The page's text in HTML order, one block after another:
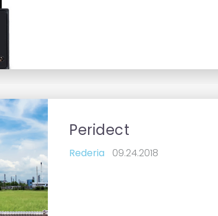
Peridect
Rederia 09.24.2018